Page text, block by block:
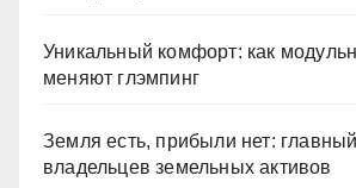
Уникальный комфорт: как
меняют глэмпинг
Земля есть, прибыли нет:
владельцев земельных активов